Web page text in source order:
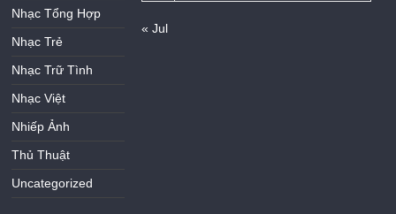
Nhạc Tổng Hợp
Nhạc Trẻ
Nhạc Trữ Tình
Nhạc Việt
Nhiếp Ảnh
Thủ Thuật
Uncategorized
« Jul